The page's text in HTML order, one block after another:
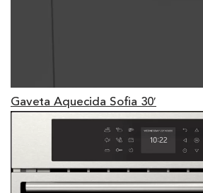
Gaveta Aquecida Sofia 30′